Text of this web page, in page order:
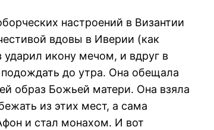
настроений в Византии
вдовы в Иверии (как
икону мечом, и вдруг в
подождать до утра. Она обещала
образ Божьей матери. Она взяла
из этих мест, а сама
и стал монахом. И вот